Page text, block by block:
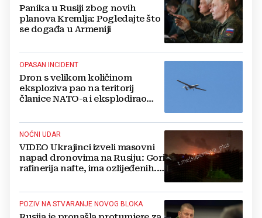
Panika u Rusiji zbog novih
planova Kremlja: Pogledajte što
se događa u Armeniji
OPASAN INCIDENT
Dron s velikom količinom
eksploziva pao na teritorij
članice NATO-a i eksplodirao
NOĆNI UDAR
VIDEO Ukrajinci izveli masovni
napad dronovima na Rusiju: Gori
rafinerija nafte, ima ozlijeđenih.
POZIV NA STVARANJE NOVOG BLOKA